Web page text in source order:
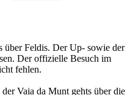
über Feldis. Der Up- sowie der
Der offizielle Besuch im
fehlen.
Vaia da Munt gehts über die